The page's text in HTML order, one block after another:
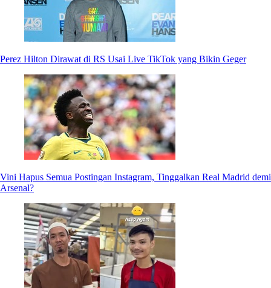
Perez Hilton Dirawat di RS Usai Live TikTok yang Bikin Geger
Vini Hapus Semua Postingan Instagram, Tinggalkan Real Madrid demi
Arsenal?